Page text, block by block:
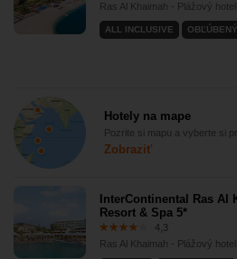
Ras Al Khaimah - Plážový hotel
ALL INCLUSIVE OBĽÚBENÝ
Hotely na mape
Pozrite si mapu a vyberte si
Zobraziť
InterContinental Ras Al
Resort & Spa 5*
4,3
Ras Al Khaimah - Plážový hotel